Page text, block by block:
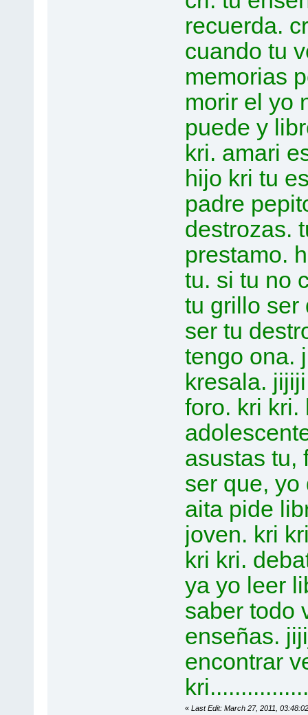
recuerda.
cuando tu
memorias
morir el yo
puede y
kri. amari
hijo kri tu
padre
destrozas.
prestamo.
tu. si tu no
tu grillo ser
ser tu
tengo ona.
kresala.
foro. kri kri.
asustas tu,
ser que,
aita pide
joven. kri
kri kri.
ya yo leer
saber todo
enseñas.
encontrar
« Last Edit: March 27, 2011,